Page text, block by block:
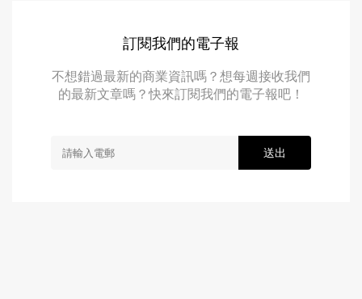
訂閱我們的電子報
不想錯過最新的商業資訊嗎？想每週接收我們
的最新文章嗎？快來訂閱我們的電子報吧！
送出